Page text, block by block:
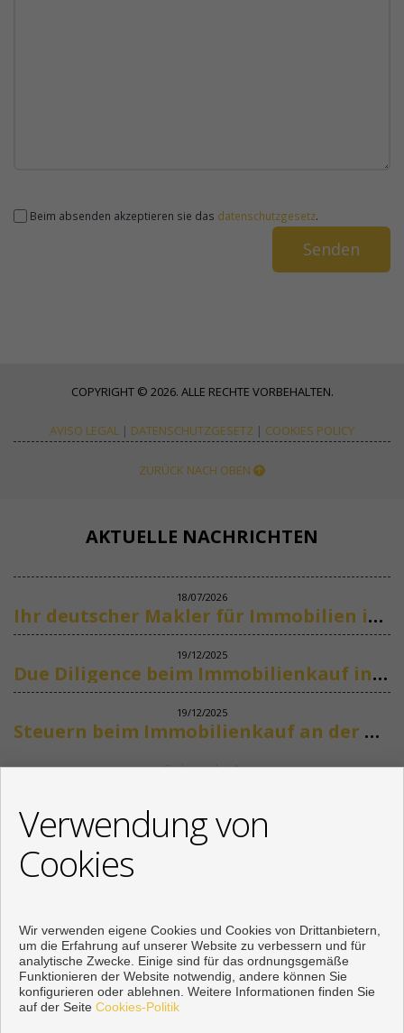
Beim absenden akzeptieren sie das datenschutzgesetz.
COPYRIGHT © 2026. ALLE RECHTE VORBEHALTEN.
AVISO LEGAL | DATENSCHUTZGESETZ | COOKIES POLICY
ZURÜCK NACH OBEN
AKTUELLE NACHRICHTEN
18/07/2026
Ihr deutscher Makler für Immobilien in Marbella
19/12/2025
Due Diligence beim Immobilienkauf in Spanien
19/12/2025
Steuern beim Immobilienkauf an der Costa del Sol
Siehe mehr
+34 622318266
info@mikenaumannimmobilien.com
Von Montag bis Freitag : 10:00 - 18:00
Verwendung von
Cookies
Wir verwenden eigene Cookies und Cookies von Drittanbietern,
um die Erfahrung auf unserer Website zu verbessern und für
analytische Zwecke. Einige sind für das ordnungsgemäße
Funktionieren der Website notwendig, andere können Sie
konfigurieren oder ablehnen. Weitere Informationen finden Sie
auf der Seite Cookies-Politik